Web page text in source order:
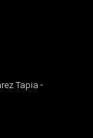
Tapia -